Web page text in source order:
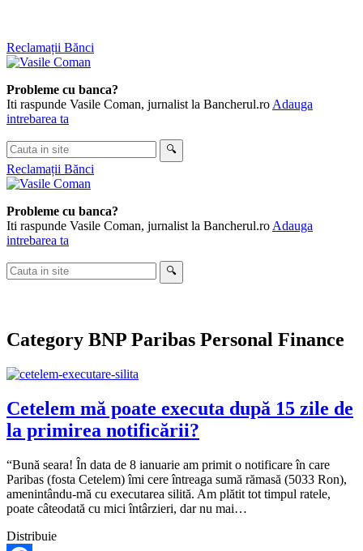
Skip
to
Reclamații Bănci
Probleme cu banca?
Iti raspunde Vasile Coman, jurnalist la Bancherul.ro Adauga
intrebarea ta
Cauta
in
site
🔍
Reclamații Bănci
Probleme cu banca?
Iti raspunde Vasile Coman, jurnalist la Bancherul.ro Adauga
intrebarea ta
Cauta
in
🔍
Category BNP Paribas Personal Finance
Cetelem mă poate executa după 15 zile de
la primirea notificării?
“Bună seara! În data de 8 ianuarie am primit o notificare în care
Paribas (fosta Cetelem) îmi cere întreaga sumă rămasă (5033 Ron),
amenintându-mă cu executarea silită. Am plătit tot timpul ratele,
poate câteodată cu mici întârzieri, dar nu mai…
Distribuie